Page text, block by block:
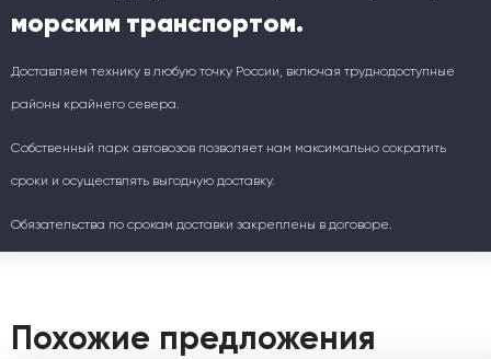
морским транспортом.
Доставляем технику в любую точку России, включая труднодоступные
районы крайнего севера.
Собственный парк автовозов позволяет нам максимально сократить
сроки и осуществлять выгодную доставку.
Обязательства по срокам доставки закреплены в договоре.
Похожие предложения